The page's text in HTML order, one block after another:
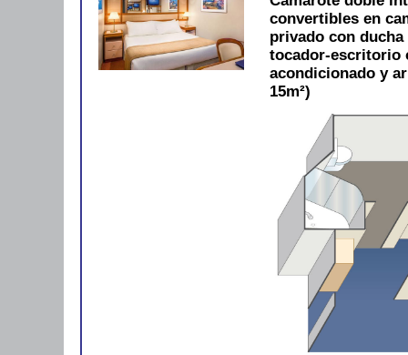
convertibles en
privado con
tocador-escritorio
acondicionado y
15m²)